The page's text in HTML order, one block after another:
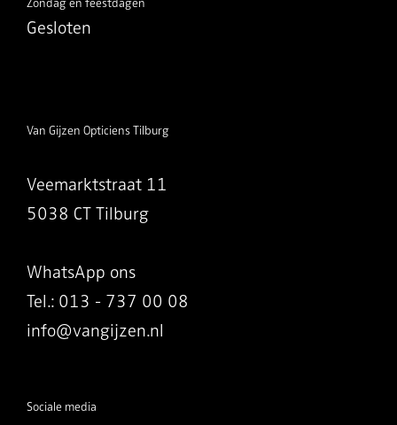
Zondag en feestdagen
Gesloten
Van Gijzen Opticiens Tilburg
Veemarktstraat 11
5038 CT Tilburg
WhatsApp ons
Tel.: 013 - 737 00 08
info@vangijzen.nl
Sociale media